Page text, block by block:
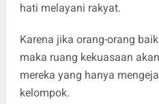
hati melayani rakyat.
Karena jika orang-orang
maka ruang kekuasaan
mereka yang hanya
kelompok.